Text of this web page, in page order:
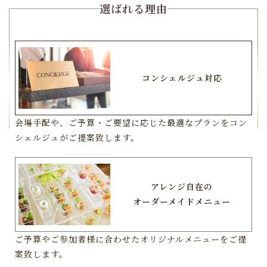
選ばれる理由
コンシェルジュ対応
会場手配や、ご予算・ご要望に応じた最適なプランをコン
シェルジュがご提案致します。
アレンジ自在の
オーダーメイドメニュー
ご予算やご参加者様に合わせたオリジナルメニューをご提
案致します。